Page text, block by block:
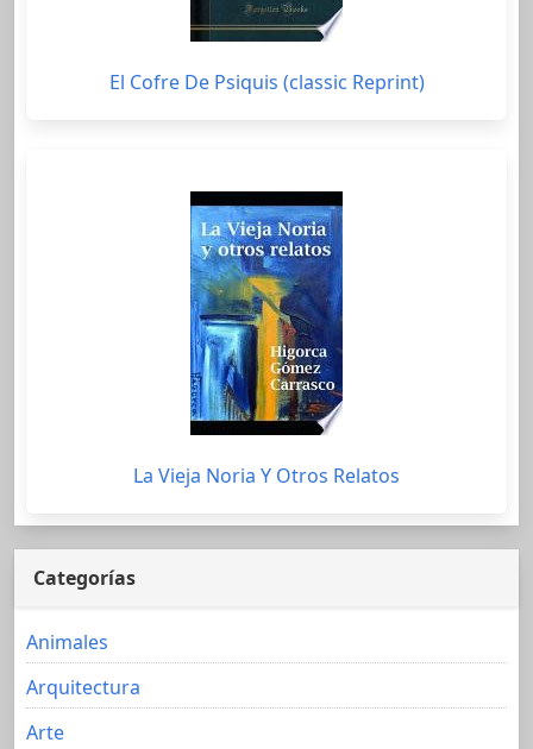
El Cofre De Psiquis (classic Reprint)
La Vieja Noria Y Otros Relatos
Categorías
Animales
Arquitectura
Arte